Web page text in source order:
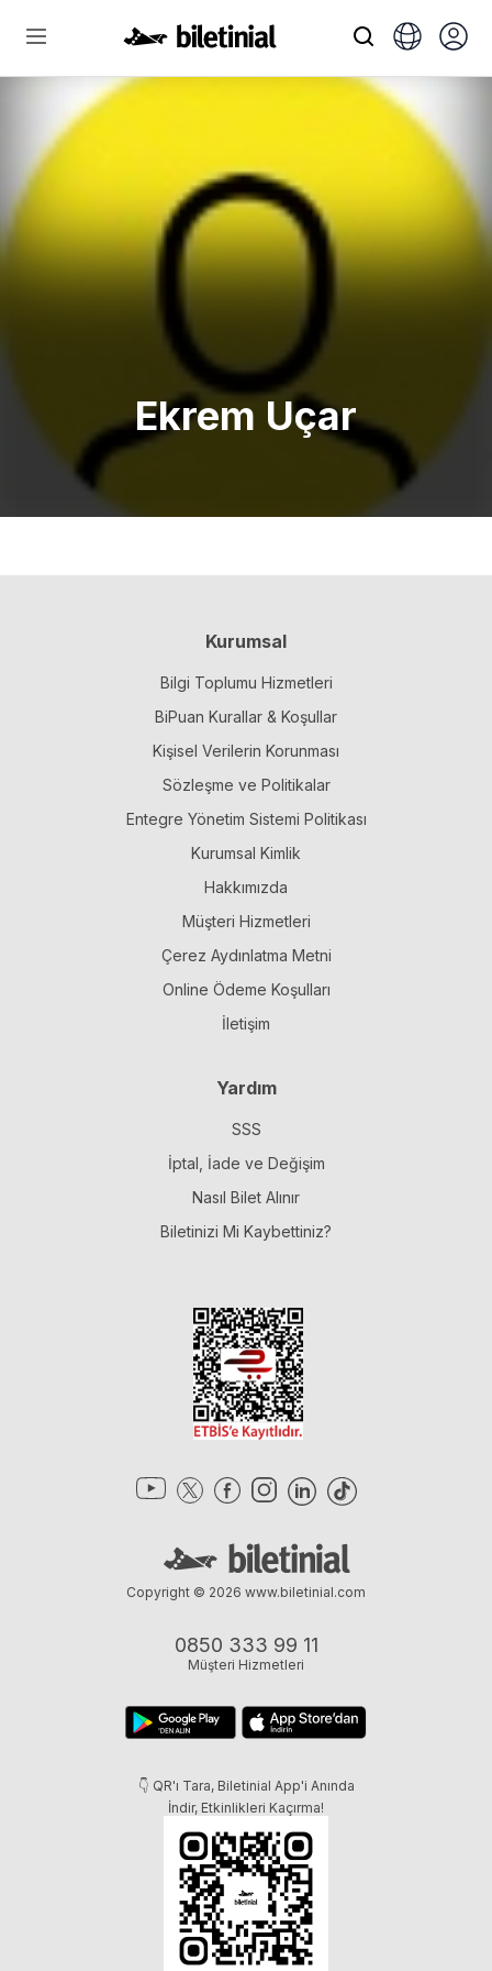
Ekrem Uçar
Kurumsal
Bilgi Toplumu Hizmetleri
BiPuan Kurallar & Koşullar
Kişisel Verilerin Korunması
Sözleşme ve Politikalar
Entegre Yönetim Sistemi Politikası
Kurumsal Kimlik
Hakkımızda
Müşteri Hizmetleri
Çerez Aydınlatma Metni
Online Ödeme Koşulları
İletişim
Yardım
SSS
İptal, İade ve Değişim
Nasıl Bilet Alınır
Biletinizi Mi Kaybettiniz?
0850 333 99 11
Müşteri Hizmetleri
👇 QR'ı Tara, Biletinial App'i Anında
İndir, Etkinlikleri Kaçırma!
Copyright © 2026 www.biletinial.com